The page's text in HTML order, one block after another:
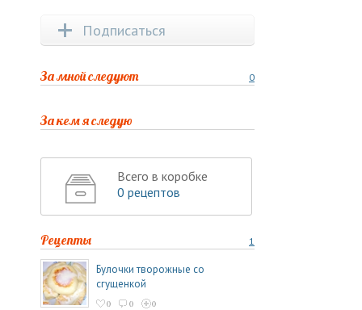
Подписаться
0
За мной следуют
За кем я следую
Всего в коробке
0 рецептов
1
Рецепты
Булочки творожные со
сгущенкой
0 0 0